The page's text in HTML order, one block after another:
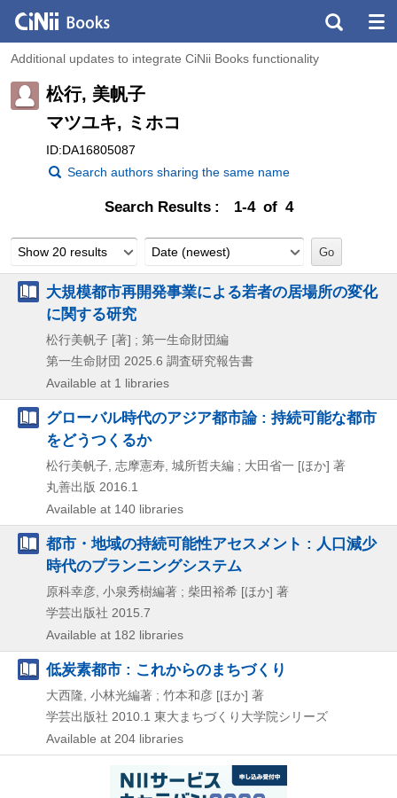
Additional updates to integrate CiNii Books functionality
松行, 美帆子
マツユキ, ミホコ
ID:DA16805087
Search authors sharing the same name
Search Results 1-4 of 4
Show 20 results Date (newest)
大規模都市再開発事業による若者の居場所の変化
に関する研究
松行美帆子 [著] ; 第一生命財団編
第一生命財団 2025.6 調査研究報告書
Available at 1 libraries
グローバル時代のアジア都市論 : 持続可能な都市
をどうつくるか
松行美帆子, 志摩憲寿, 城所哲夫編 ; 大田省一 [ほか] 著
丸善出版 2016.1
Available at 140 libraries
都市・地域の持続可能性アセスメント : 人口減少
時代のプランニングシステム
原科幸彦, 小泉秀樹編著 ; 柴田裕希 [ほか] 著
学芸出版社 2015.7
Available at 182 libraries
低炭素都市 : これからのまちづくり
大西隆, 小林光編著 ; 竹本和彦 [ほか] 著
学芸出版社 2010.1 東大まちづくり大学院シリーズ
Available at 204 libraries